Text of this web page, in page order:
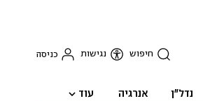
חיפוש נגישות כניסה
נדל"ן אנרגיה עוד